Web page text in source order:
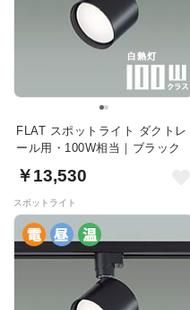
FLAT スポットライト ダクトレ
ール用・100W相当｜ブラック
￥13,530
スポットライト